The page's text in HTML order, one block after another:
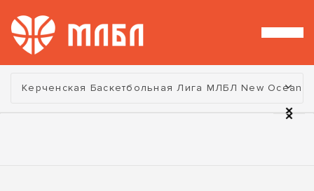
Турнир:
Керченская Баскетбольная Лига МЛБЛ New Ocean